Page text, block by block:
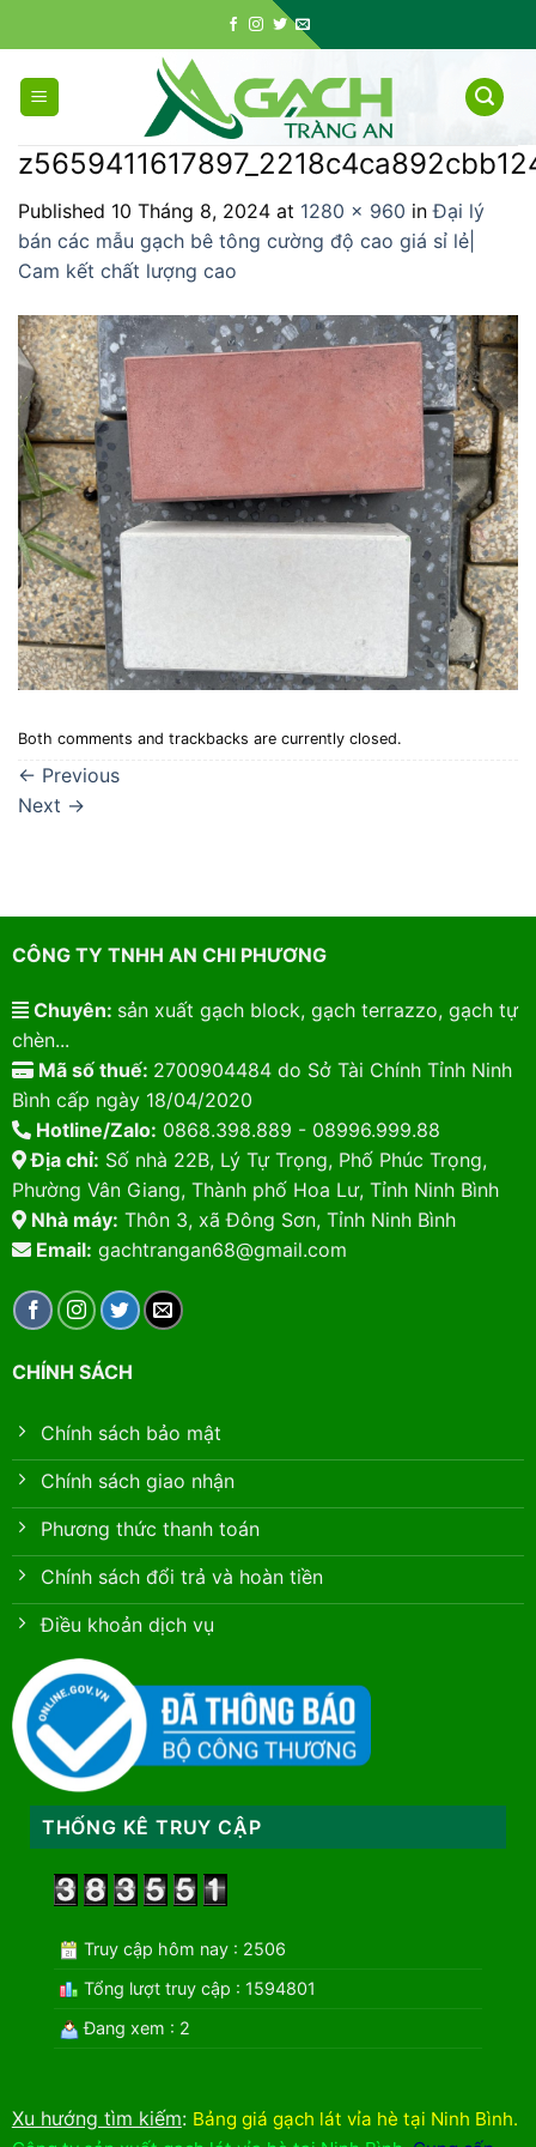
to
content
Published 10 Tháng 8, 2024 at 1280 × 960 inĐại lý
bán các mẫu gạch bê tông cường độ cao giá sỉ lẻ|
Cam kết chất lượng cao
Both comments and trackbacks are currently closed.
← Previous
Next →
CÔNG TY TNHH AN CHI PHƯƠNG
Chuyên: sản xuất gạch block, gạch terrazzo, gạch tự
chèn...
Mã số thuế: 2700904484 do Sở Tài Chính Tỉnh Ninh
Bình cấp ngày 18/04/2020
Hotline/Zalo: 0868.398.889 - 08996.999.88
Địa chỉ: Số nhà 22B, Lý Tự Trọng, Phố Phúc Trọng,
Phường Vân Giang, Thành phố Hoa Lư, Tỉnh Ninh Bình
Nhà máy: Thôn 3, xã Đông Sơn, Tỉnh Ninh Bình
Email: gachtrangan68@gmail.com
CHÍNH SÁCH
Chính sách bảo mật
Chính sách giao nhận
Phương thức thanh toán
Chính sách đổi trả và hoàn tiền
Điều khoản dịch vụ
THỐNG KÊ TRUY CẬP
Truy cập hôm nay : 2506
Tổng lượt truy cập : 1594801
Đang xem : 2
Xu hướng tìm kiếm: Bảng giá gạch lát vỉa hè tại Ninh Bình.